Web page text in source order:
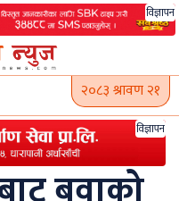
विज्ञापन
२०८३ श्रावण २१
विज्ञापन